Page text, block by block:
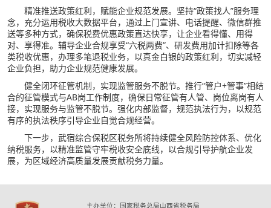
精准推送政策红利，赋能企业规范发展。坚持“政策找人”服务理
念，充分运用税收大数据平台，通过上门宣讲、电话提醒、微信群推
送等多种方式，确保税费优惠政策直达快享，让企业看得懂、用得
对、享得准。辅导企业合规享受“六税两费”、研发费用加计扣除等各
类税收优惠，办理多笔退税业务，以真金白银的政策红利，切实减轻
企业负担，助力企业规范健康发展。
健全闭环征管机制，实现监管服务不脱节。推行“管户+管事”相结
合的征管模式与AB岗工作制度，确保日常征管有人管、岗位离岗有人
接，实现服务与监管不脱节。强化内部监督，规范执法行为，以规范
有序的执法秩序引导企业自觉合规经营。
下一步，武宿综合保税区税务所将持续健全风险防控体系、优化
纳税服务，以精准监管守牢税收安全底线，以合规引导护航企业发
展，为区域经济高质量发展贡献税务力量。
主办单位：国家税务总局山西省税务局